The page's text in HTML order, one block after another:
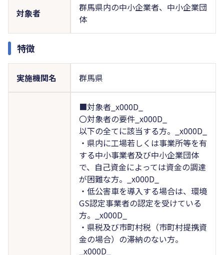
対象者
群馬県内の中小企業者、中小企業団
体
特徴
実施機関名 群馬県
■対象者_x000D_
〇対象者の要件_x000D_
以下の全てに該当する方。_x000D_
・県内に工場若しくは事業所等を有
する中小事業者及び中小企業団体
で、自己資金によっては資金の調達
が困難な方。_x000D_
・低公害車を導入する場合は、環境
GS認定事業者の認定を受けている
方。_x000D_
・県税及び市町村税（市町村提携資
金の場合）の滞納のない方。
_x000D_